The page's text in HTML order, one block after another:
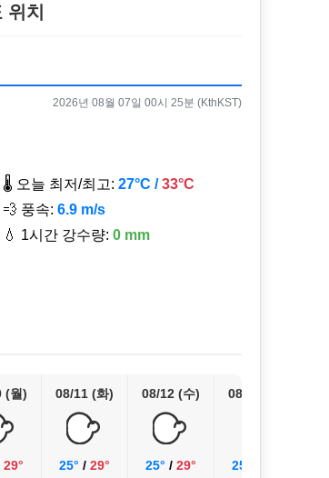
위치
2026년 08월 07일 00시 25분 (KthKST)
🌡️ 오늘 최저/최고: 27°C /33°C
💨 풍속: 6.9 m/s
💧 1시간 강수량: 0 mm
(월)
29°
08/11 (화)
25° / 29°
08/12 (수)
25° / 29°
08/13 (목)
25°